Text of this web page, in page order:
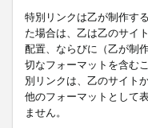
特別リンクは乙が制作す
た場合は、乙は乙のサイ
配置、ならびに（乙が制
切なフォーマットを含む
別リンクは、乙のサイト
他のフォーマットとして
ません。